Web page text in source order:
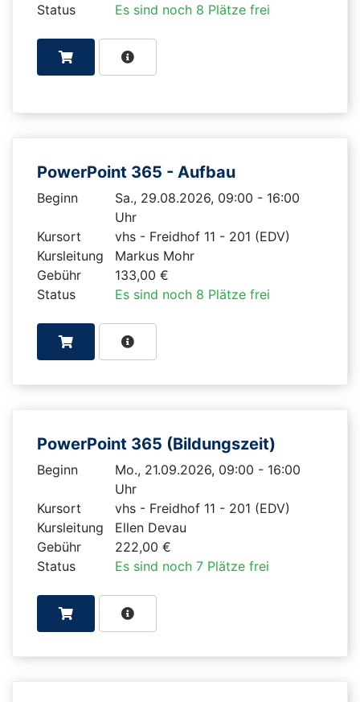
Status Es sind noch 8 Plätze frei
PowerPoint 365 - Aufbau
Beginn
Sa., 29.08.2026, 09:00 - 16:00
Uhr
Kursort
vhs - Freidhof 11 - 201 (EDV)
Kursleitung
Markus Mohr
Gebühr
133,00 €
Status
Es sind noch 8 Plätze frei
PowerPoint 365 (Bildungszeit)
Beginn
Mo., 21.09.2026, 09:00 - 16:00
Uhr
Kursort
vhs - Freidhof 11 - 201 (EDV)
Kursleitung
Ellen Devau
Gebühr
222,00 €
Status
Es sind noch 7 Plätze frei